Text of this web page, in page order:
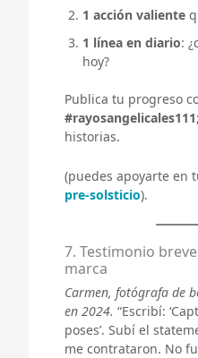
1 acción valiente
1 línea en diario:
hoy?
Publica tu progreso
#rayosangelicales111
historias.
(puedes apoyarte en
pre-solsticio).
7. Testimonio
marca
Carmen, fotógrafa de
en 2024. “Escribí:
poses’. Subí el
me contrataron. No